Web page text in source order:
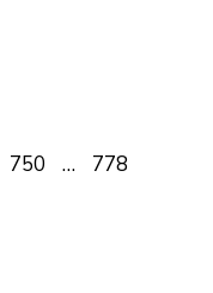
Page
750 … Page
778